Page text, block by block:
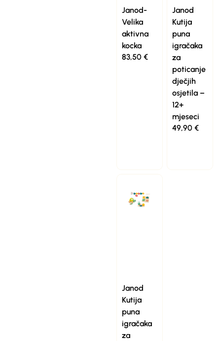
Janod-
Velika
aktivna
kocka
83,50 €
Janod
Kutija
puna
igračaka
za
poticanje
dječjih
osjetila –
12+
mjeseci
49,90 €
Janod
Kutija
puna
igračaka
za